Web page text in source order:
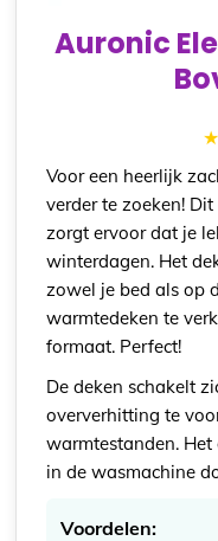
Auronic
Voor een heerlijk
verder te zoeken!
zorgt ervoor dat je
winterdagen. Het
zowel je bed als op
warmtedeken te
formaat. Perfect!
De deken schakelt
oververhitting te
warmtestanden.
in de wasmachine
Voordelen: